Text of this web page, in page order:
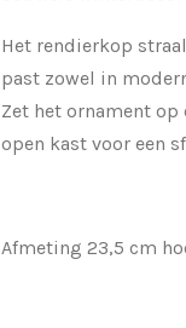
Het rendierkop
past zowel in
Zet het ornament op
open kast voor een
Afmeting 23,5 cm